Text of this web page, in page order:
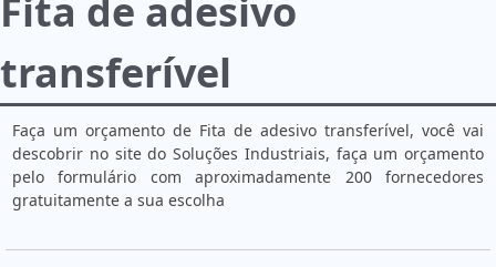
Fita de adesivo
transferível
Faça um orçamento de Fita de adesivo transferível, você vai
descobrir no site do Soluções Industriais, faça um orçamento
pelo formulário com aproximadamente 200 fornecedores
gratuitamente a sua escolha